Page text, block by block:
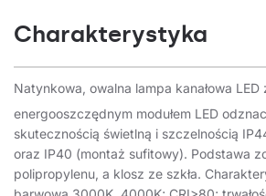
Charakterystyka
Natynkowa, owalna lampa kanałowa
energooszczędnym modułem LED
skutecznością świetlną i szczelnością
oraz IP40 (montaż sufitowy). Podstawa
polipropylenu, a klosz ze szkła.